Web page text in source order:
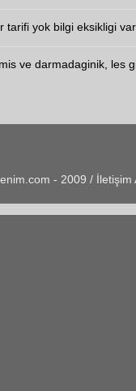
tarifi yok bilgi eksikligi var
ve darmadaginik, les
- 2009 /